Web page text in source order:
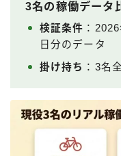
3名の稼働データ
検証条件 ：
日分のデータ
掛け持ち ：3名